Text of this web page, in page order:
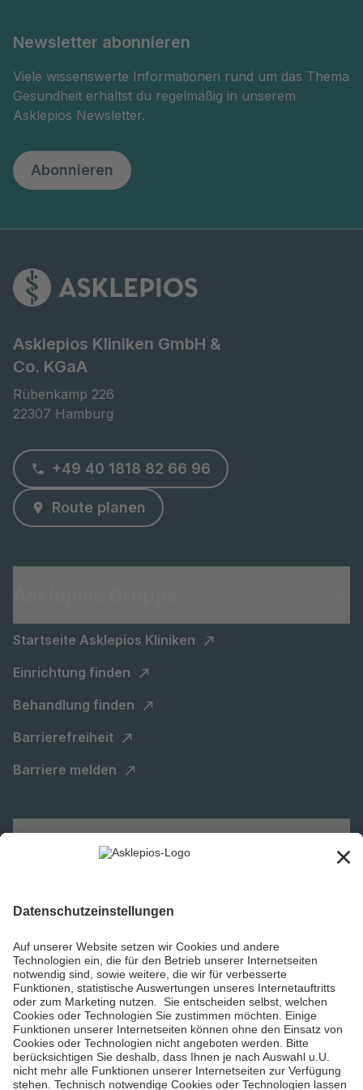
Newsletter abonnieren
Viele wissenswerte Informationen rund um das Thema
Gesundheit erhältst du regelmäßig in unserem
Asklepios Newsletter.
Abonnieren
Asklepios Kliniken GmbH &
Co. KGaA
Rübenkamp 226
22307 Hamburg
+49 40 1818 82 66 96
Route planen
Startseite Asklepios Kliniken
Einrichtung finden
Behandlung finden
Barrierefreiheit
Barriere melden
Impressum